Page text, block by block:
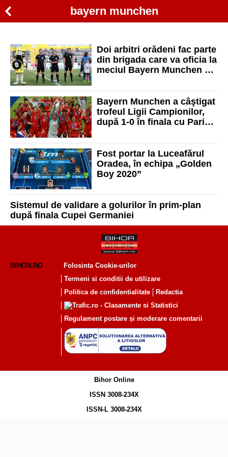
bayern munchen
Doi arbitri orădeni fac parte
din brigada care va oficia la
meciul Bayern Munchen –
Bayern Munchen a câştigat
trofeul Ligii Campionilor,
după 1-0 în finala cu Paris
Fost portar la Luceafărul
Oradea, în echipa „Golden
Boy 2020”
Sistemul de validare a golurilor în prim-plan
după finala Cupei Germaniei
BIHON.RO
Folosinta Cookie-urilor
Termeni si conditii de utilizare
Politica de confidentialitate
Redactia
Regulament postare și moderare comentarii
Bihor Online
ISSN 3008-234X
ISSN-L 3008-234X